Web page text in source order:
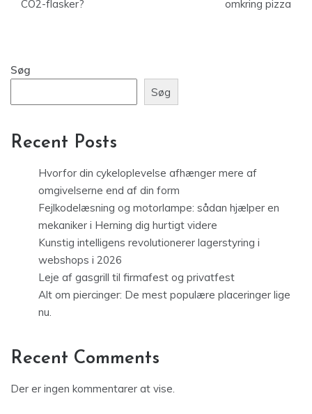
CO2-flasker? omkring pizza
Søg
Søg
Recent Posts
Hvorfor din cykeloplevelse afhænger mere af
omgivelserne end af din form
Fejlkodelæsning og motorlampe: sådan hjælper en
mekaniker i Herning dig hurtigt videre
Kunstig intelligens revolutionerer lagerstyring i
webshops i 2026
Leje af gasgrill til firmafest og privatfest
Alt om piercinger: De mest populære placeringer lige
nu.
Recent Comments
Der er ingen kommentarer at vise.